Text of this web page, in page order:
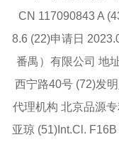
CN 117090843 A
8.6 (22)申请日
番禺）有限公司 地
西宁路40号 (72)发
代理机构 北京品源
亚琼 (51)Int.Cl.